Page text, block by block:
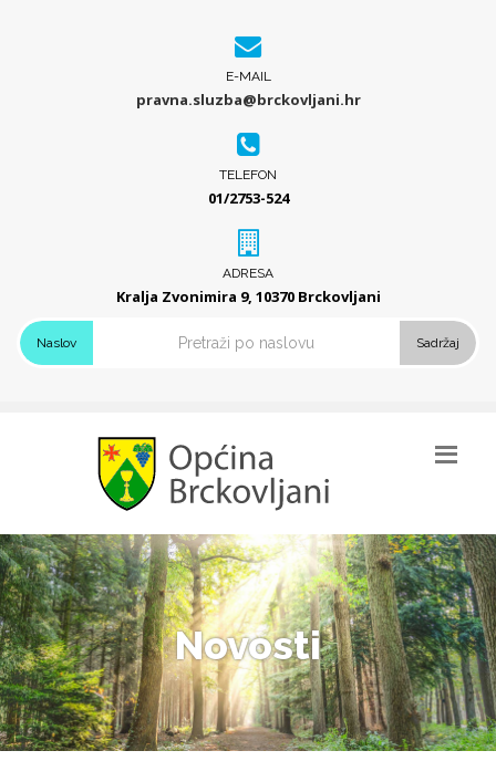
E-MAIL
pravna.sluzba@brckovljani.hr
TELEFON
01/2753-524
ADRESA
Kralja Zvonimira 9, 10370 Brckovljani
Naslov Sadržaj
Novosti